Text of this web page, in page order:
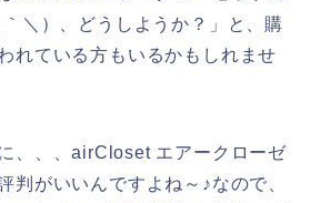
＼）、どうしようか？」と、購
れている方もいるかもしれませ
、、、airCloset エアークローゼ
判がいいんですよね～♪なので、